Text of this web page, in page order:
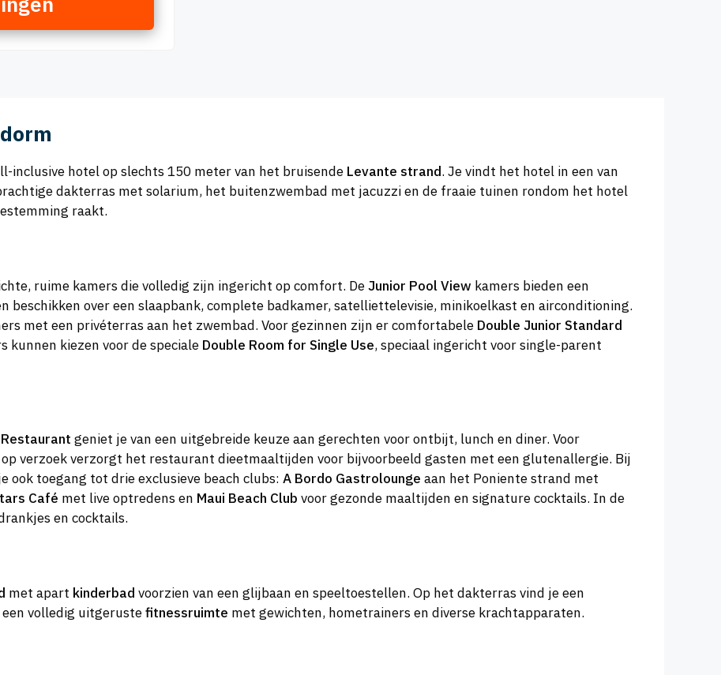
inclusive hotel op slechts 150 meter van het bruisende Levante strand. Je vindt het hotel in een van
dakterras met solarium, het buitenzwembad met jacuzzi en de fraaie tuinen rondom het hotel
raakt.
ruime kamers die volledig zijn ingericht op comfort. DeJunior Pool View kamers bieden een
beschikken over een slaapbank, complete badkamer, satelliettelevisie, minikoelkast en airconditioning.
met een privéterras aan het zwembad. Voor gezinnen zijn er comfortabele Double Junior Standard
kunnen kiezen voor de speciale Double Room for Single Use, speciaal ingericht voor single-parent
geniet je van een uitgebreide keuze aan gerechten voor ontbijt, lunch en diner. Voor
op verzoek verzorgt het restaurant dieetmaaltijden voor bijvoorbeeld gasten met een glutenallergie. Bij
ook toegang tot drie exclusieve beach clubs: A Bordo Gastrolounge aan het Poniente strand met
Café met live optredens en Maui Beach Club voor gezonde maaltijden en signature cocktails. In de
en cocktails.
met apart kinderbad voorzien van een glijbaan en speeltoestellen. Op het dakterras vind je een
een volledig uitgerustefitnessruimte met gewichten, hometrainers en diverse krachtapparaten.